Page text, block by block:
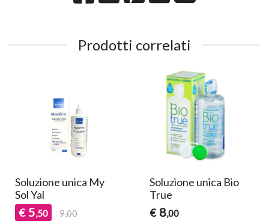
Prodotti correlati
Soluzione unica My
Sol Yal
€ 5,50 9,00
Soluzione unica Bio
True
€ 8,00